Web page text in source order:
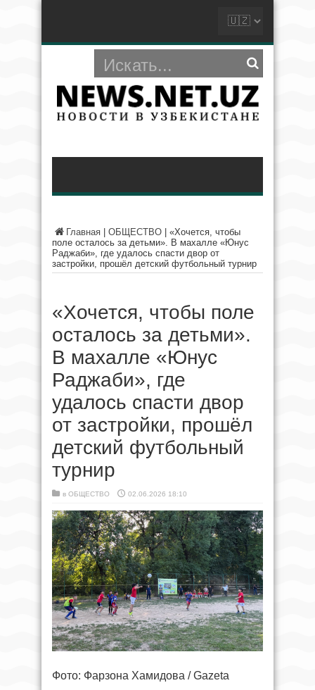
Главная ОБЩЕСТВО
«Хочется, чтобы
поле осталось за детьми». В махалле «Юнус
Раджаби», где удалось спасти двор от
застройки, прошёл детский футбольный турнир
«Хочется, чтобы поле
осталось за детьми».
В махалле «Юнус
Раджаби», где
удалось спасти двор
от застройки, прошёл
детский футбольный
турнир
в ОБЩЕСТВО 02.06.2026 18:10
Фото: Фарзона Хамидова / Gazeta